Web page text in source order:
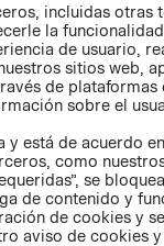
LIBRO DE
incluidas otras
la
de usuario,
sitios web,
de plataformas
sobre el
y está de acuerdo
como
se
de contenido y
de cookies y
aviso de cookies